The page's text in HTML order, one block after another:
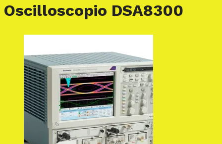
Oscilloscopio DSA8300